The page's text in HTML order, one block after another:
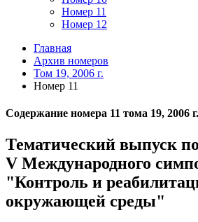
Номер 11
Номер 12
Главная
Архив номеров
Том 19, 2006 г.
Номер 11
Содержание номера 11 тома 19, 2006 г.
Тематический выпуск
V Международного
"Контроль и
окружающей среды"